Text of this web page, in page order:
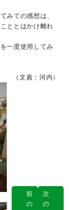
みての感想は、
ととはかけ離れ
一度使用してみ
（文責：河内）
前
の
次
の